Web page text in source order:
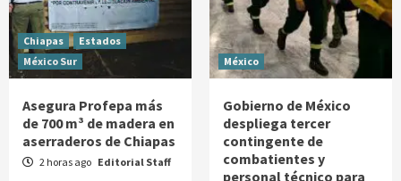
Chiapas
Estados
México Sur
Asegura Profepa más
de 700 m³ de madera en
aserraderos de Chiapas
2 horas ago Editorial Staff
México
Gobierno de México
despliega tercer
contingente de
combatientes y
personal técnico para